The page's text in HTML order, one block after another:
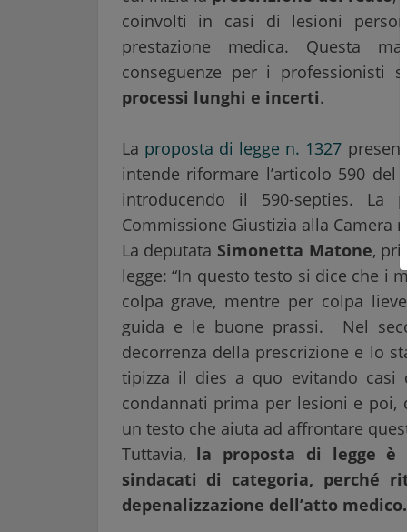
coinvolti in casi di lesioni
prestazione medica. Questa
conseguenze per i professionisti
processi lunghi e incerti.
La proposta di legge n. 1327
intende riformare l’articolo 590 del
introducendo il 590-septies. La
Commissione Giustizia alla Camera
La deputata Simonetta Matone,
legge: “In questo testo si dice che i
colpa grave, mentre per colpa
guida e le buone prassi. Nel
decorrenza della prescrizione e lo
tipizza il dies a quo evitando
condannati prima per lesioni e poi,
un testo che aiuta ad affrontare
Tuttavia, la proposta di legge è
sindacati di categoria, perché
depenalizzazione dell’atto medico.